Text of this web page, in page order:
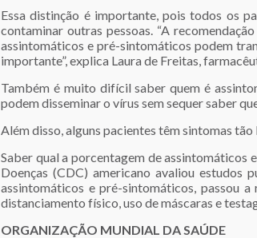
Essa distinção é importante, pois todos os
contaminar outras pessoas. “A
assintomáticos e pré-sintomáticos podem
importante”, explica Laura de Freitas,
Também é muito difícil saber quem é
podem disseminar o vírus sem sequer saber
Além disso, alguns pacientes têm sintomas
Saber qual a porcentagem de assintomáticos
Doenças (CDC) americano avaliou
assintomáticos e pré-sintomáticos, passou
distanciamento físico, uso de máscaras e
ORGANIZAÇÃO MUNDIAL DA SAÚDE